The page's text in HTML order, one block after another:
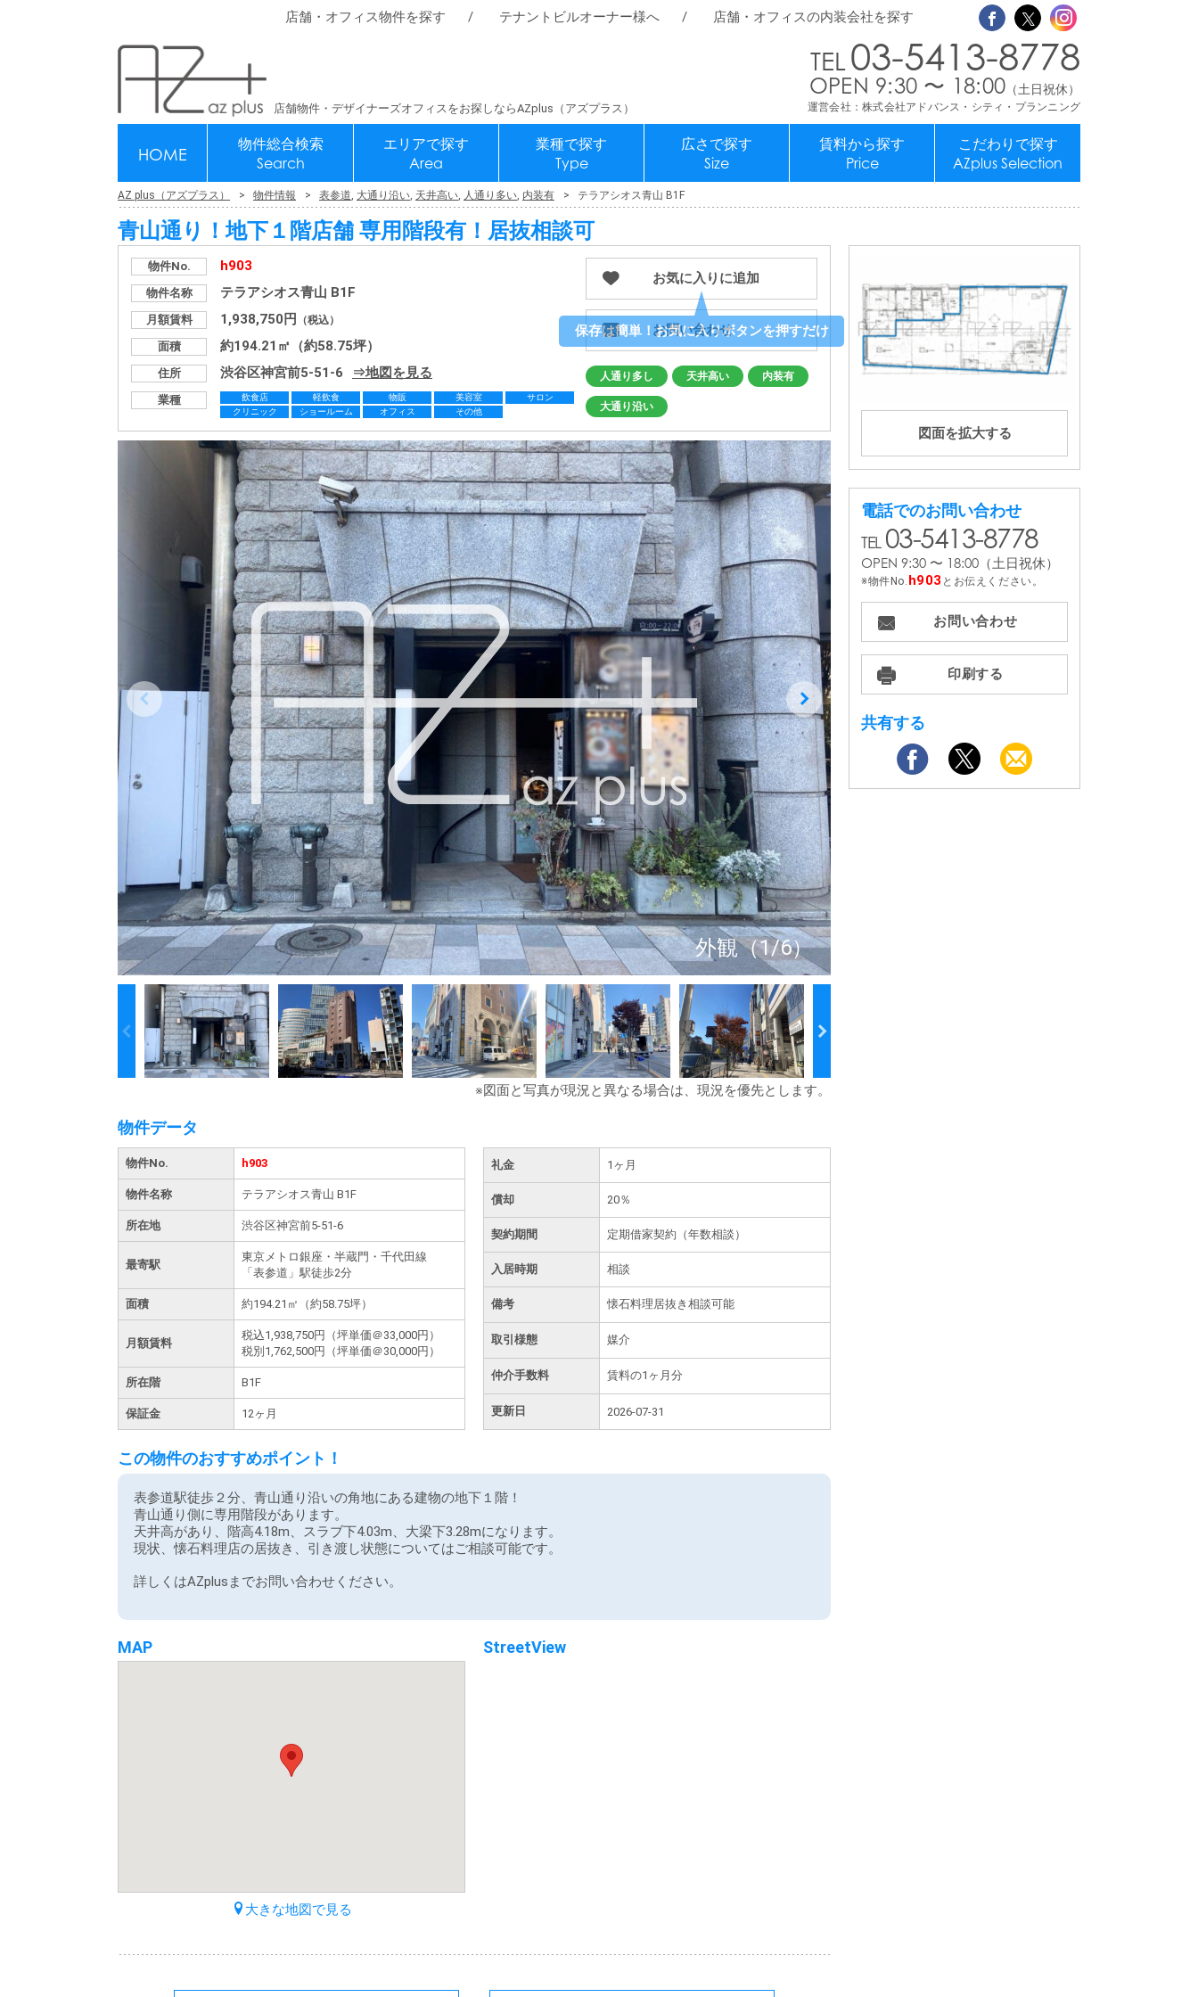
店舗物件・デザイナーズオフィスをお探しならAZplus（アズプラス）
店舗・オフィス物件を探す テナントビルオーナー様へ 店舗・オフィスの内装会社を探す
HOME
物件総合検索
Search
エリアで探す
Area
業種で探す
Type
広さで探す
Size
賃料から探す
Price
こだわりで探す
AZplus Selection
03-5413-8778
OPEN 9:30 〜 18:00 （土日祝休）
運営会社：株式会社アドバンス・シティ・プランニング
AZ plus（アズプラス） 物件情報 表参道, 大通り沿い, 天井高い, 人通り多い, 内装有 テラアシオス青山 B1F
青山通り！地下１階店舗 専用階段有！居抜相談可
物件No. h903
物件名称 テラアシオス青山 B1F
月額賃料 1,938,750円 （税込）
面積 約194.21㎡（約58.75坪）
住所 渋谷区神宮前5-51-6 地図を見る
業種 飲食店 軽飲食 物販 美容室
サロン
クリニック
ショールーム オフィス その他
お気に入りに追加
お問い合わせ
人通り多し 天井高い 内装有
大通り沿い
外観（1/6）
※図面と写真が現況と異なる場合は、現況を優先とします。
物件データ
物件No. h903
物件名称 テラアシオス青山 B1F
所在地 渋谷区神宮前5-51-6
最寄駅
東京メトロ銀座・半蔵門・千代田線
「表参道」駅徒歩2分
面積 約194.21㎡（約58.75坪）
月額賃料
税込1,938,750円
（坪単価＠33,000円）
税別 1,762,500円 （坪単価＠30,000円）
所在階 B1F
保証金 12ヶ月
礼金 1ヶ月
償却 20％
契約期間 定期借家契約（年数相談）
入居時期 相談
備考 懐石料理居抜き相談可能
取引様態 媒介
仲介手数料 賃料の1ヶ月分
更新日 2026-07-31
この物件のおすすめポイント！
表参道駅徒歩２分、青山通り沿いの角地にある建物の地下１階！
青山通り側に専用階段があります。
天井高があり、階高4.18m、スラブ下4.03m、大梁下3.28mになります。
現状、懐石料理店の居抜き、引き渡し状態についてはご相談可能です。
詳しくはAZplusまでお問い合わせください。
MAP
大きな地図で見る
StreetView
電話でのお問い合わせ
03-5413-8778
OPEN 9:30 〜 18:00 （土日祝休）
物件No. h903 とお伝えください。
お問い合わせ
印刷する
共有する